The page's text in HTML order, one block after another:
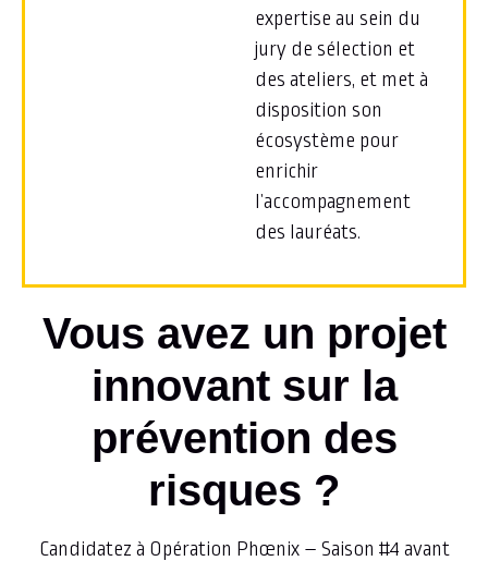
expertise au sein du
jury de sélection et
des ateliers, et met à
disposition son
écosystème pour
enrichir
l’accompagnement
des lauréats.
Vous avez un projet
innovant sur la
prévention des
risques ?
Candidatez à Opération Phœnix – Saison #4 avant